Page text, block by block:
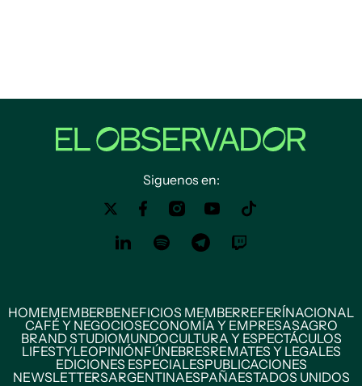
Siguenos en:
HOMEMEMBERBENEFICIOS MEMBERREFERÍNACIONAL
CAFÉ Y NEGOCIOSECONOMÍA Y EMPRESASAGRO
BRAND STUDIOMUNDOCULTURA Y ESPECTÁCULOS
LIFESTYLEOPINIÓNFÚNEBRESREMATES Y LEGALES
EDICIONES ESPECIALESPUBLICACIONES
NEWSLETTERSARGENTINAESPAÑAESTADOS UNIDOS